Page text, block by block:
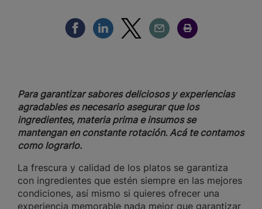
Compartir Facebook
Compartir Linkedin
Compartir Twitter
Compartir Email
Compartir Imprimir
Para garantizar sabores deliciosos y experiencias
agradables es necesario asegurar que los
ingredientes, materia prima e insumos se
mantengan en constante rotación. Acá te contamos
como lograrlo.
La frescura y calidad de los platos se garantiza
con ingredientes que estén siempre en las mejores
condiciones, así mismo si quieres ofrecer una
experiencia memorable nada mejor que garantizar